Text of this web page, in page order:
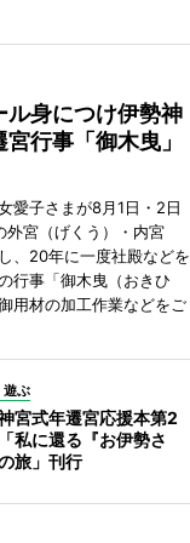
ル身につけ伊勢神
行事「御木曳」
愛子さまが8月1日・2日
外宮（げくう）・内宮
、20年に一度社殿などを
行事「御木曳（おきひ
用材の加工作業などをご
遊ぶ
宮式年遷宮応援本第2
私に還る『お伊勢さ
旅」刊行